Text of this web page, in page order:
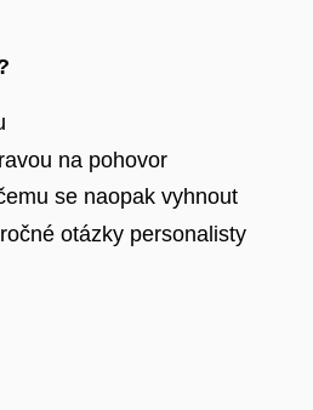
na pohovor
se naopak vyhnout
otázky personalisty